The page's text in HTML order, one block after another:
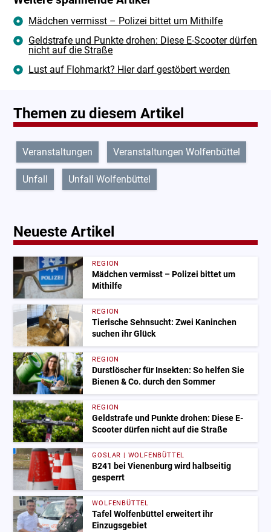
Mädchen vermisst – Polizei bittet um Mithilfe
Geldstrafe und Punkte drohen: Diese E-Scooter dürfen
nicht auf die Straße
Lust auf Flohmarkt? Hier darf gestöbert werden
Themen zu diesem Artikel
Veranstaltungen Veranstaltungen Wolfenbüttel
Unfall Unfall Wolfenbüttel
Neueste Artikel
REGION
Mädchen vermisst – Polizei bittet um
Mithilfe
REGION
Tierische Sehnsucht: Zwei Kaninchen
suchen ihr Glück
REGION
Durstlöscher für Insekten: So helfen Sie
Bienen & Co. durch den Sommer
REGION
Geldstrafe und Punkte drohen: Diese E-
Scooter dürfen nicht auf die Straße
GOSLAR | WOLFENBÜTTEL
B241 bei Vienenburg wird halbseitig
gesperrt
WOLFENBÜTTEL
Tafel Wolfenbüttel erweitert ihr
Einzugsgebiet